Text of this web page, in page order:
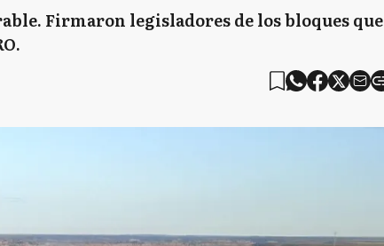
Firmaron legisladores de los bloques que